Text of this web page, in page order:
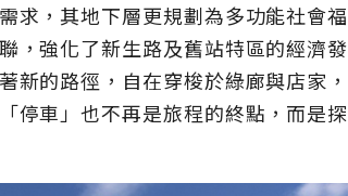
求，其地下層更規劃為多功能社會福
，強化了新生路及舊站特區的經濟發
新的路徑，自在穿梭於綠廊與店家，
停車」也不再是旅程的終點，而是探